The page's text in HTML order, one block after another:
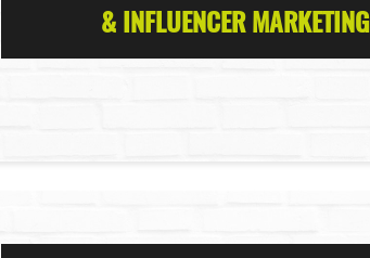
& INFLUENCER MARKETING